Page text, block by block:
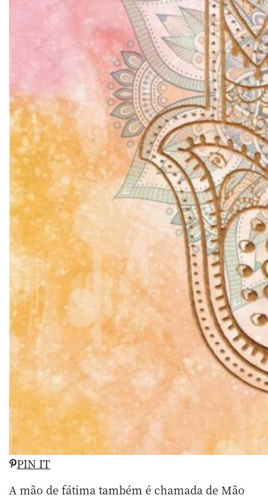
PIN IT
A mão de fátima também é chamada de Mão